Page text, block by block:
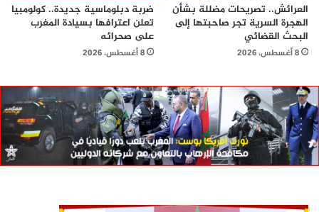
العرائش.. تصريحات مضللة بشأن
الهجرة السرية تجر صاحبتها إلى
البحث القضائي
8 أغسطس، 2026
ضربة دبلوماسية جديدة.. كولومبيا
تعلن اعترافها بسيادة المغرب
على صحرائه
8 أغسطس، 2026